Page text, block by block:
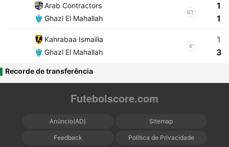
Arab Contractors
Ghazl El Mahallah
61'
1
1
Kahrabaa Ismailia
Ghazl El Mahallah
4'
1
3
Recorde de transferência
Futebolscore.com
Anúncio(AD) Sitemap
Feedback Política de Privacidade